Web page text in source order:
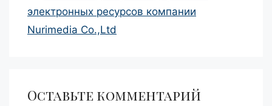
электронных ресурсов компании
Nurimedia Co.,Ltd
Оставьте комментарий